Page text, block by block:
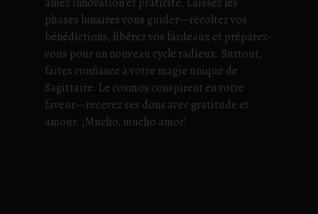
phases lunaires vous guider—récoltez vos
bénédictions, libérez vos fardeaux et préparez-
vous pour un nouveau cycle radieux. Surtout,
faites confiance à votre magie unique de
Sagittaire. Le cosmos conspirent en votre
faveur—recevez ses dons avec gratitude et
amour. ¡Mucho, mucho amor!